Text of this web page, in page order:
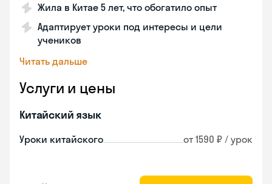
Жила в Китае 5 лет, что обогатило опыт
Адаптирует уроки под интересы и цели
учеников
Читать дальше
Услуги и цены
Китайский язык
Уроки китайского от 1590 ₽ / урок